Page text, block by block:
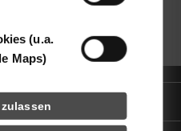
(u.a.
Maps)